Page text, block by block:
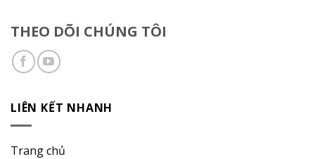
THEO DÕI CHÚNG TÔI
LIÊN KẾT NHANH
Trang chủ